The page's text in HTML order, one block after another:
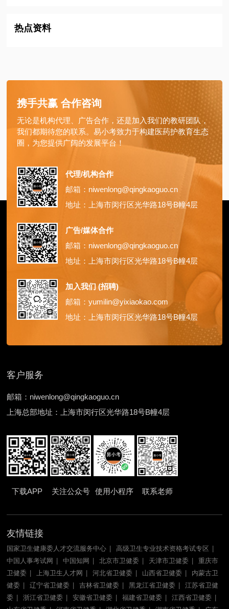
热点资料
携手共赢 合作咨询
无论是机构代理、广告合作，还是加入我们的教研团队，
我们都期待您的联系。易小考致力于构建医药护教育生态
圈，为您提供广阔的发展平台！
代理/机构合作
邮箱：niwenlong@qingkaoguo.cn
地址：上海市闵行区光华路18号B幢4层
广告/媒体合作
邮箱：niwenlong@qingkaoguo.cn
地址：上海市闵行区光华路18号B幢4层
加入我们 (招聘)
邮箱：yumilin@yixiaokao.com
地址：上海市闵行区光华路18号B幢4层
客户服务
邮箱：niwenlong@qingkaoguo.cn
上海总部地址：上海市闵行区光华路18号B幢4层
下载APP 关注公众号 使用小程序 联系老师
友情链接
国家卫生健康委人才交流服务中心
高级卫生专业技术资格考试专区
中国人事考试网
中国知网 北京市卫健委 天津市卫健委
重庆市
卫健委
上海卫生人才网 河北省卫健委 山西省卫健委
内蒙古卫
健委
辽宁省卫健委 吉林省卫健委 黑龙江省卫健委
江苏省卫健
委
浙江省卫健委 安徽省卫健委 福建省卫健委
江西省卫健委